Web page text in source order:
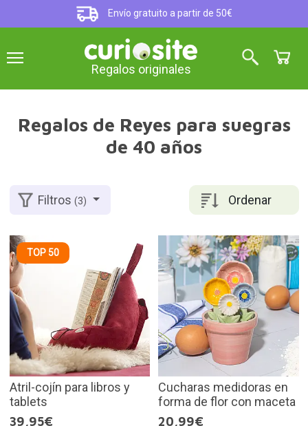
Envío gratuito a partir de 50€
Regalos originales
Regalos de Reyes para suegras
de 40 años
Ordenar
Filtros(3)
TOP 50
Atril-cojín para libros y
tablets
39,95€
Cucharas medidoras en
forma de flor con maceta
20,99€